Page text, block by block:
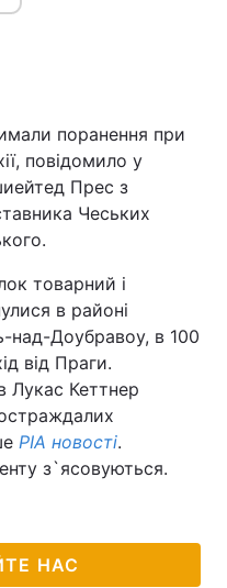
поранення при
повідомило у
Прес з
Чеських
товарний і
в районі
над-Доубравоу, в 100
від Праги.
Лукас Кеттнер
РІА новості.
з`ясовуються.
НАС